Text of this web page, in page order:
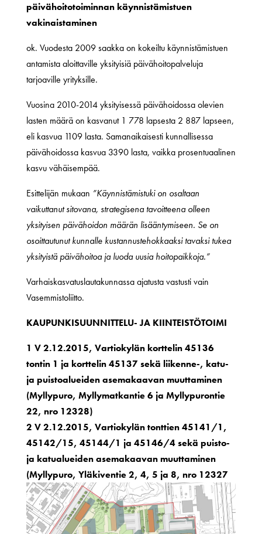
päivähoitotoiminnan käynnistämistuen
vakinaistaminen
ok. Vuodesta 2009 saakka on kokeiltu käynnistämistuen
antamista aloittaville yksityisiä päivähoitopalveluja
tarjoaville yrityksille.
Vuosina 2010-2014 yksityisessä päivähoidossa olevien
lasten määrä on kasvanut 1 778 lapsesta 2 887 lapseen,
eli kasvua 1109 lasta. Samanaikaisesti kunnallisessa
päivähoidossa kasvua 3390 lasta, vaikka prosentuaalinen
kasvu vähäisempää.
Esittelijän mukaan ”Käynnistämistuki on osaltaan
vaikuttanut sitovana, strategisena tavoitteena olleen
yksityisen päivähoidon määrän lisääntymiseen. Se on
osoittautunut kunnalle kustannustehokkaaksi tavaksi tukea
yksityistä päivähoitoa ja luoda uusia hoitopaikkoja.”
Varhaiskasvatuslautakunnassa ajatusta vastusti vain
Vasemmistoliitto.
KAUPUNKISUUNNITTELU- JA KIINTEISTÖTOIMI
1 V 2.12.2015, Vartiokylän korttelin 45136
tontin 1 ja korttelin 45137 sekä liikenne-, katu-
ja puistoalueiden asemakaavan muuttaminen
(Myllypuro, Myllymatkantie 6 ja Myllypurontie
22, nro 12328)
2 V 2.12.2015, Vartiokylän tonttien 45141/1,
45142/15, 45144/1 ja 45146/4 sekä puisto-
ja katualueiden asemakaavan muuttaminen
(Myllypuro, Yläkiventie 2, 4, 5 ja 8, nro 12327